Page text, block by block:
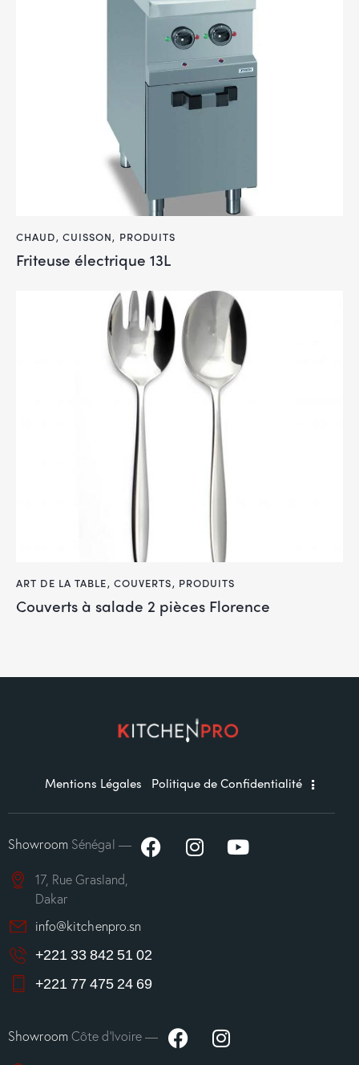
CHAUD, CUISSON, PRODUITS
Friteuse électrique 13L
ART DE LA TABLE, COUVERTS, PRODUITS
Couverts à salade 2 pièces Florence
Mentions Légales Politique de Confidentialité
ShowroomSénégal —
17, Rue Grasland,
Dakar
info@kitchenpro.sn
+221 33 842 51 02
+221 77 475 24 69
ShowroomCôte d’Ivoire —